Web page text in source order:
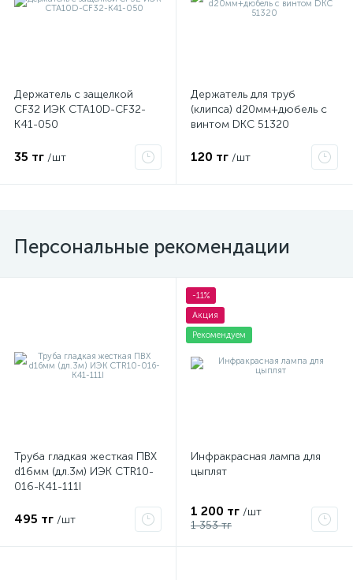
Держатель с защелкой
CF32 ИЭК CTA10D-CF32-
K41-050
35 тг /шт
Держатель для труб
(клипса) d20мм+дюбель с
винтом DKC 51320
120 тг /шт
Персональные рекомендации
Труба гладкая жесткая ПВХ
d16мм (дл.3м) ИЭК CTR10-
016-K41-111I
495 тг /шт
-11%
Акция
Рекомендуем
Инфракрасная лампа для
цыплят
1 200 тг /шт
1 353 тг